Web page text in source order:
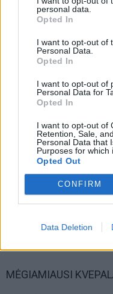
personal data.
Opted In
I want to opt-out of
Personal Data.
Opted In
I want to opt-out of
Personal Data for
Opted In
I want to opt-out of
Retention, Sale,
Personal Data that
Purposes for which
Opted Out
CONFIRM
Data Deletion
APIE KNYGAS. Tai,
taip, kaip būdavo
kad dabar labiau
MĖGIAMIAUSI